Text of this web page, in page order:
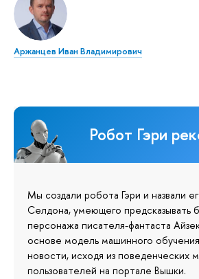
Аржанцев Иван Владимирович
Робот Гэри
Мы создали робота Гэри и назвали
Селдона, умеющего предсказывать
персонажа писателя-фантаста
основе модель машинного
новости, исходя из поведенческих
пользователей на портале Вышки.